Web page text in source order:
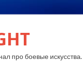
про боевые искусства.